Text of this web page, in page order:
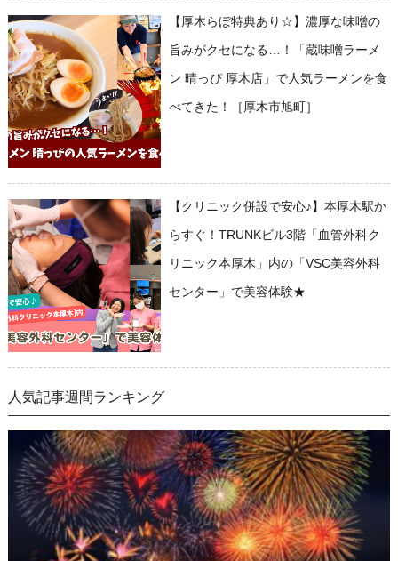
【厚木らぼ特典あり☆】濃厚な味噌の
旨みがクセになる…！「蔵味噌ラーメ
ン 晴っぴ 厚木店」で人気ラーメンを食
べてきた！［厚木市旭町］
【クリニック併設で安心♪】本厚木駅か
らすぐ！TRUNKビル3階「血管外科ク
リニック本厚木」内の「VSC美容外科
センター」で美容体験★
人気記事週間ランキング